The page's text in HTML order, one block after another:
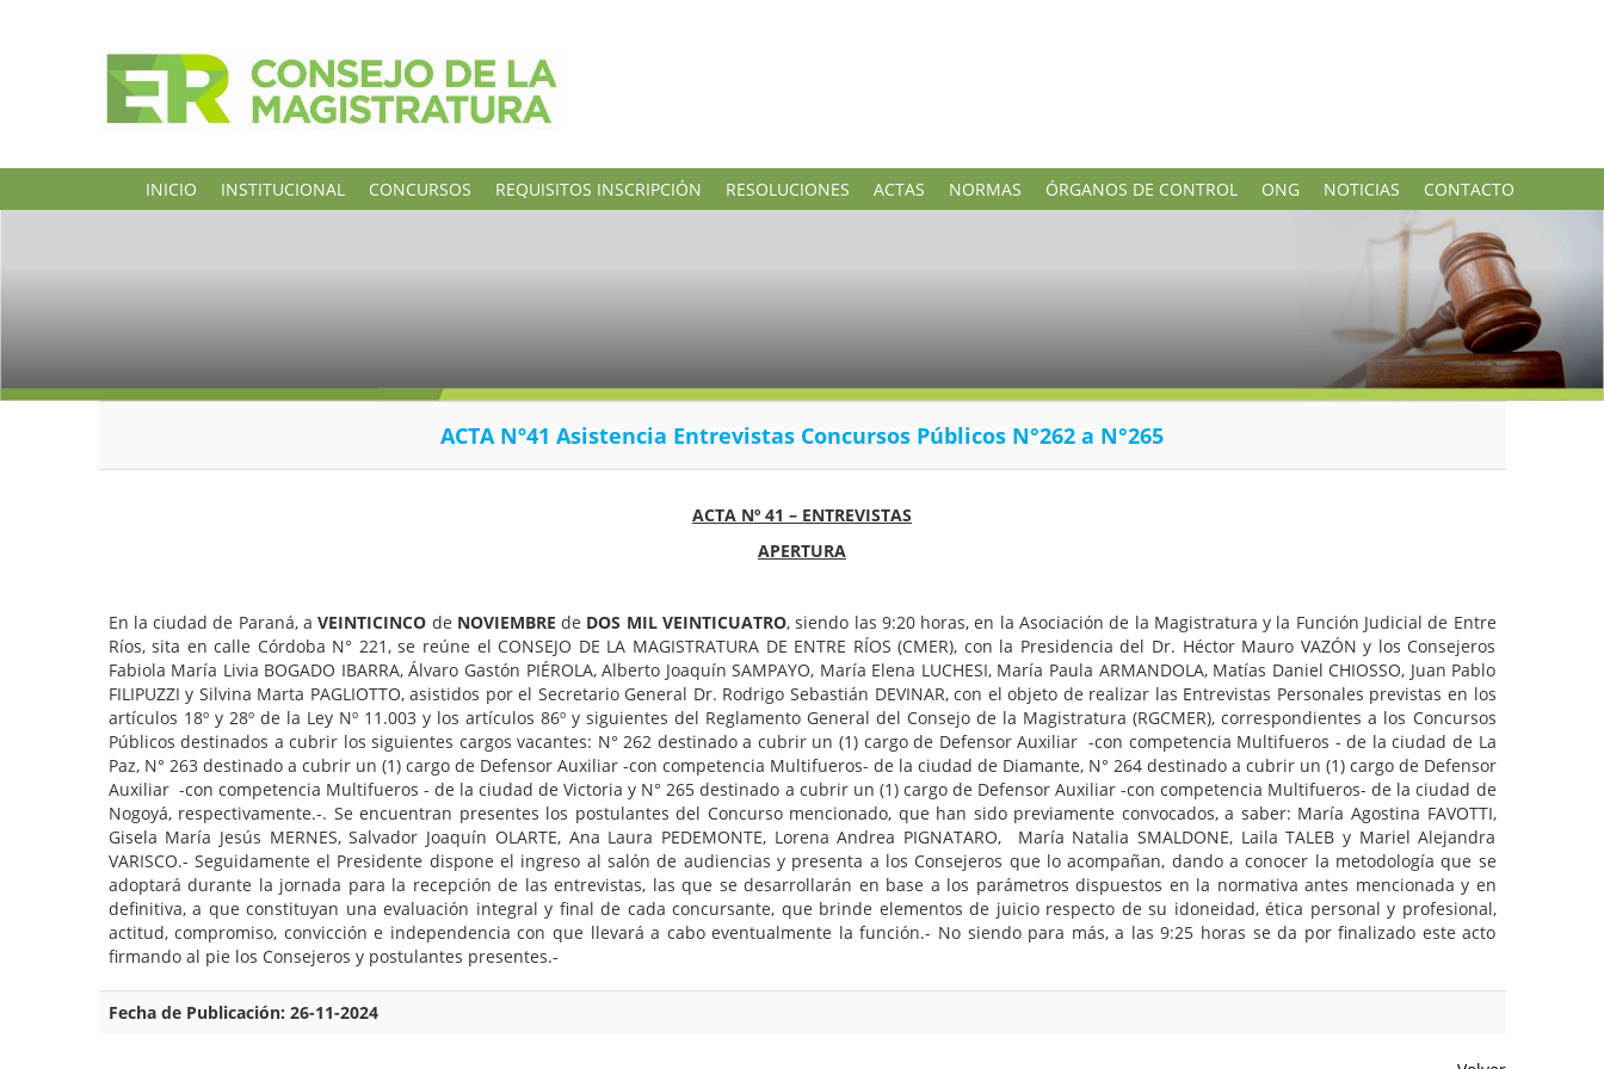
INICIO INSTITUCIONAL CONCURSOS REQUISITOS INSCRIPCIÓN RESOLUCIONES ACTAS NORMAS ÓRGANOS DE CONTROL ONG NOTICIAS CONTACTO
ACTA Nº41 Asistencia Entrevistas Concursos Públicos N°262 a N°265
ACTA Nº 41 – ENTREVISTAS
APERTURA
En la ciudad de Paraná, aVEINTICINCO de NOVIEMBRE de DOS MIL VEINTICUATRO, siendo las 9:20 horas, en la Asociación de la Magistratura y la Función Judicial de Entre
Ríos, sita en calle Córdoba N° 221, se reúne el CONSEJO DE LA MAGISTRATURA DE ENTRE RÍOS (CMER), con la Presidencia del Dr. Héctor Mauro VAZÓN y los Consejeros
Fabiola María Livia BOGADO IBARRA, Álvaro Gastón PIÉROLA, Alberto Joaquín SAMPAYO, María Elena LUCHESI, María Paula ARMANDOLA, Matías Daniel CHIOSSO, Juan Pablo
FILIPUZZI y Silvina Marta PAGLIOTTO, asistidos por el Secretario General Dr. Rodrigo Sebastián DEVINAR, con el objeto de realizar las Entrevistas Personales previstas en los
artículos 18º y 28º de la Ley Nº 11.003 y los artículos 86º y siguientes del Reglamento General del Consejo de la Magistratura (RGCMER), correspondientes a los Concursos
Públicos destinados a cubrir los siguientes cargos vacantes: N° 262 destinado a cubrir un (1) cargo de Defensor Auxiliar -con competencia Multifueros - de la ciudad de La
Paz, N° 263 destinado a cubrir un (1) cargo de Defensor Auxiliar -con competencia Multifueros- de la ciudad de Diamante, N° 264 destinado a cubrir un (1) cargo de Defensor
Auxiliar -con competencia Multifueros - de la ciudad de Victoria y N° 265 destinado a cubrir un (1) cargo de Defensor Auxiliar -con competencia Multifueros- de la ciudad de
Nogoyá, respectivamente.-. Se encuentran presentes los postulantes del Concurso mencionado, que han sido previamente convocados, a saber: María Agostina FAVOTTI,
Gisela María Jesús MERNES, Salvador Joaquín OLARTE, Ana Laura PEDEMONTE, Lorena Andrea PIGNATARO, María Natalia SMALDONE, Laila TALEB y Mariel Alejandra
VARISCO.- Seguidamente el Presidente dispone el ingreso al salón de audiencias y presenta a los Consejeros que lo acompañan, dando a conocer la metodología que se
adoptará durante la jornada para la recepción de las entrevistas, las que se desarrollarán en base a los parámetros dispuestos en la normativa antes mencionada y en
definitiva, a que constituyan una evaluación integral y final de cada concursante, que brinde elementos de juicio respecto de su idoneidad, ética personal y profesional,
actitud, compromiso, convicción e independencia con que llevará a cabo eventualmente la función.- No siendo para más, a las 9:25 horas se da por finalizado este acto
firmando al pie los Consejeros y postulantes presentes.-
Fecha de Publicación: 26-11-2024